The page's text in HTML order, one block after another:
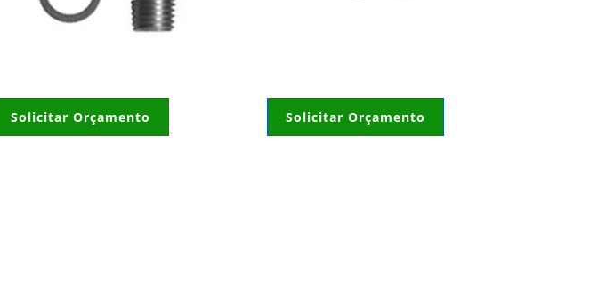
Solicitar Orçamento Solicitar Orçamento